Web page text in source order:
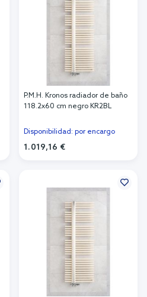
P.M.H. Kronos radiador de baño
118.2x60 cm negro KR2BL
Disponibilidad: por encargo
1.019,16 €